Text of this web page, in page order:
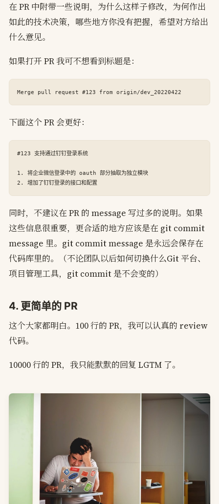
在 PR 中附带一些说明，为什么这样子修改，为何作出
如此的技术决策，哪些地方你没有把握，希望对方给出
什么意见。
如果打开 PR 我可不想看到标题是：
下面这个 PR 会更好：
#123 支持通过钉钉登录系统
1. 将企业微信登录中的 oauth 部分抽取为独立模块
同时，不建议在 PR 的 message 写过多的说明。如果
这些信息很重要，更合适的地方应该是在 git commit
message 里。git commit message 是永远会保存在
代码库里的。（不论团队以后如何切换什么Git 平台、
项目管理工具，git commit 是不会变的）
4. 更简单的 PR
这个大家都明白。100 行的 PR，我可以认真的 review
代码。
10000 行的 PR，我只能默默的回复 LGTM 了。